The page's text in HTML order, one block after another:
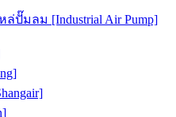
ปั๊มลม [Industrial Air Pump]